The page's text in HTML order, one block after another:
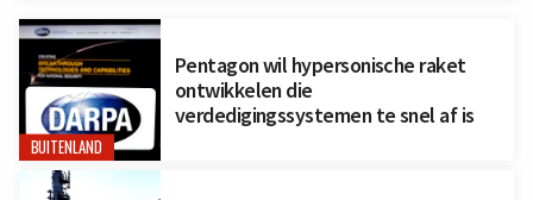
BUITENLAND
Pentagon wil hypersonische raket
ontwikkelen die
verdedigingssystemen te snel af is